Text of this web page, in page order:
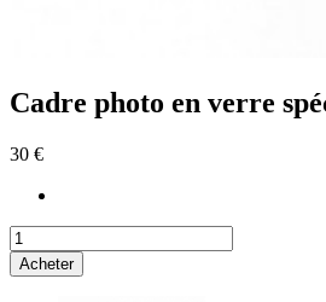
Cadre photo en verre
30 €
Acheter